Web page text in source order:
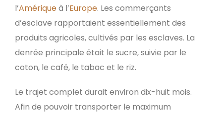
l’Amériqueà l’Europe. Les commerçants
d’esclave rapportaient essentiellement des
produits agricoles, cultivés par les esclaves. La
denrée principale était le sucre, suivie par le
coton, le café, le tabac et le riz.
Le trajet complet durait environ dix-huit mois.
Afin de pouvoir transporter le maximum